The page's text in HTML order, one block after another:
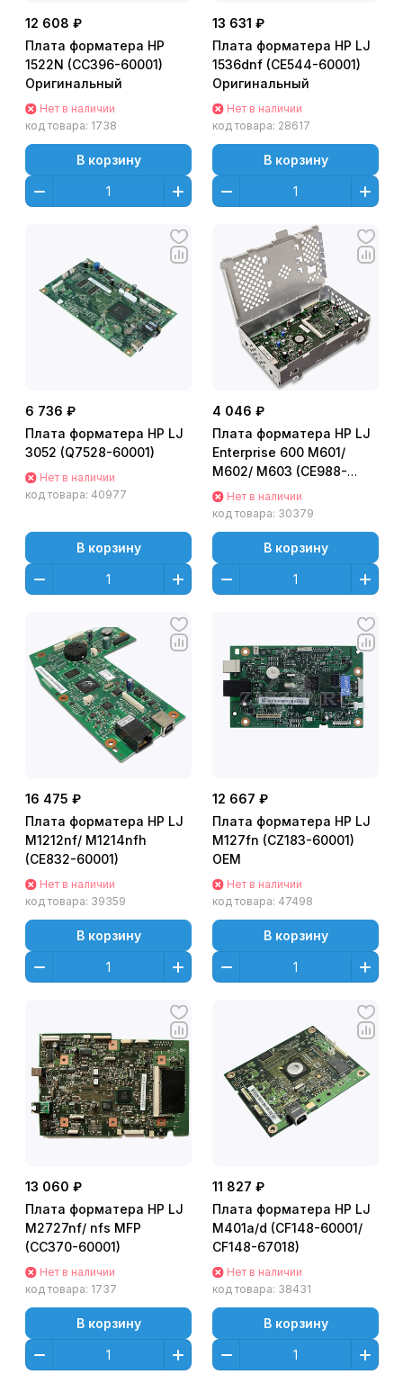
12 608 ₽
Плата форматера HP
1522N (CC396-60001)
Оригинальный
Нет в наличии
код товара: 1738
В корзину
13 631 ₽
Плата форматера HP LJ
1536dnf (CE544-60001)
Оригинальный
Нет в наличии
код товара: 28617
В корзину
6 736 ₽
Плата форматера HP LJ
3052 (Q7528-60001)
Нет в наличии
код товара: 40977
В корзину
4 046 ₽
Плата форматера HP LJ
Enterprise 600 M601/
M602/ M603 (CE988-
67912/ CE988-67906/
CF036-60001/CF036-
Нет в наличии
код товара: 30379
В корзину
16 475 ₽
Плата форматера HP LJ
M1212nf/ M1214nfh
(CE832-60001)
Нет в наличии
код товара: 39359
В корзину
12 667 ₽
Плата форматера HP LJ
M127fn (CZ183-60001)
OEM
Нет в наличии
код товара: 47498
В корзину
13 060 ₽
Плата форматера HP LJ
M2727nf/ nfs MFP
(CC370-60001)
Нет в наличии
код товара: 1737
В корзину
11 827 ₽
Плата форматера HP LJ
M401a/d (CF148-60001/
CF148-67018)
Нет в наличии
код товара: 38431
В корзину